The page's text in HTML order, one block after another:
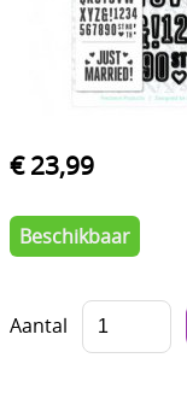
Boetseren -
Verf en Co°
Tekenen -
Basis
Bloemen uit
Kleuren - verf -
€ 23,99
Beschikbaar
Aantal